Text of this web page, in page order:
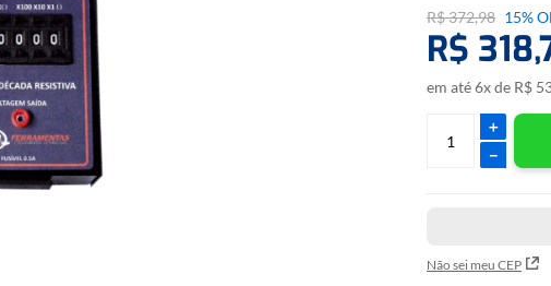
Tem alta precisão, de
eletrônicos e
comercialmente, ou
componentes
circuitos eletrônicos
R$372,98 15%
R$ 318,
em até6x de R$
＋
－
Não sei meu CEP